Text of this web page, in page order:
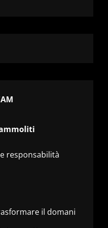
responsabilità
il domani